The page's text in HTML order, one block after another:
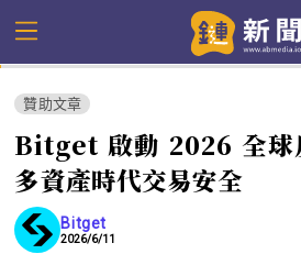
贊助文章
Bitget 啟動 2026 全球
多資產時代交易安全
Bitget
2026/6/11